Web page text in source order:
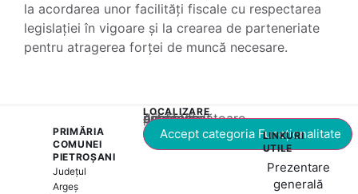
la acordarea unor facilități fiscale cu respectarea
legislației în vigoare și la crearea de parteneriate
pentru atragerea forței de muncă necesare.
PRIMĂRIA
COMUNEI
PIETROȘANI
Județul
Argeș
LOCALIZARE
Acest conținut este blocat până când acceptați categoria corespunzătoare de cookie-uri.
Accept categoria Funcționalitate
LINKURI
UTILE
Prezentare
generală